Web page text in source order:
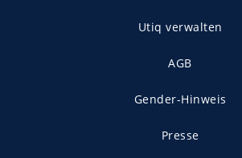
Utiq verwalten
AGB
Gender-Hinweis
Presse